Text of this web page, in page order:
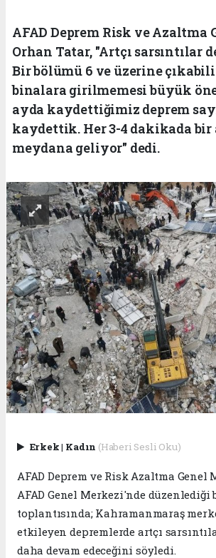
AFAD Deprem Risk ve Azaltma
Orhan Tatar, "Artçı sarsıntılar
Bir bölümü 6 ve üzerine
binalara girilmemesi büyük
ayda kaydettiğimiz deprem
kaydettik. Her 3-4 dakikada bir
meydana geliyor" dedi.
Erkek| Kadın (Haberi Sesli Oku)
AFAD Deprem ve Risk Azaltma Genel
AFAD Genel Merkezi'nde düzenlediği
toplantısında; Kahramanmaraş
etkileyen depremlerde artçı
daha devam edeceğini söyledi.